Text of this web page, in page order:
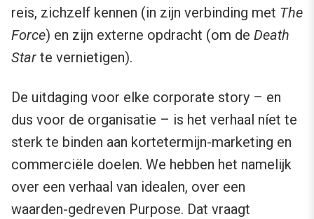
reis, zichzelf kennen (in zijn verbinding met The
Force) en zijn externe opdracht (om de Death
Star te vernietigen).
De uitdaging voor elke corporate story – en
dus voor de organisatie – is het verhaal níet te
sterk te binden aan kortetermijn-marketing en
commerciële doelen. We hebben het namelijk
over een verhaal van idealen, over een
waarden-gedreven Purpose. Dat vraagt